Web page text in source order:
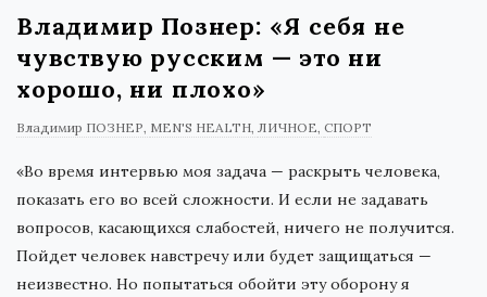
Владимир Познер: «Я себя не
чувствую русским — это ни
хорошо, ни плохо»
Владимир ПОЗНЕР MEN'S HEALTH ЛИЧНОЕ СПОРТ
«Во время интервью моя задача — раскрыть человека,
показать его во всей сложности. И если не задавать
вопросов, касающихся слабостей, ничего не получится.
Пойдет человек навстречу или будет защищаться —
неизвестно. Но попытаться обойти эту оборону я